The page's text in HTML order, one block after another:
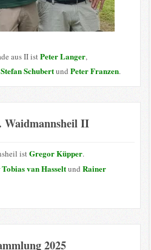
aus II istPeter Langer,
Stefan Schubertund Peter Franzen.
Waidmannsheil II
istGregor Küpper.
Tobias van Hasseltund Rainer
2025